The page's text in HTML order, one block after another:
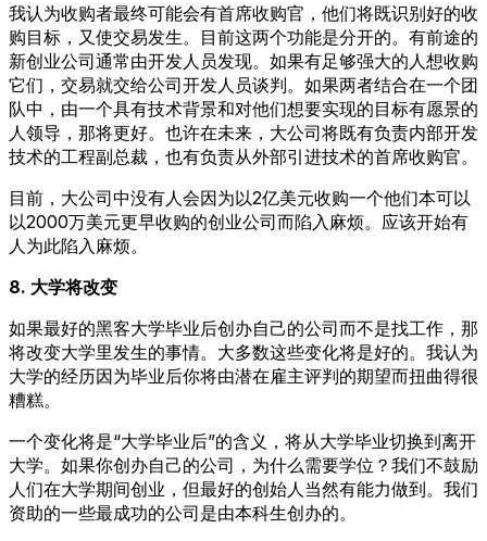
我认为收购者最终可能会有首席收购官，他们将既识别好的收
购目标，又使交易发生。目前这两个功能是分开的。有前途的
新创业公司通常由开发人员发现。如果有足够强大的人想收购
它们，交易就交给公司开发人员谈判。如果两者结合在一个团
队中，由一个具有技术背景和对他们想要实现的目标有愿景的
人领导，那将更好。也许在未来，大公司将既有负责内部开发
技术的工程副总裁，也有负责从外部引进技术的首席收购官。
目前，大公司中没有人会因为以2亿美元收购一个他们本可以
以2000万美元更早收购的创业公司而陷入麻烦。应该开始有
人为此陷入麻烦。
8. 大学将改变
如果最好的黑客大学毕业后创办自己的公司而不是找工作，那
将改变大学里发生的事情。大多数这些变化将是好的。我认为
大学的经历因为毕业后你将由潜在雇主评判的期望而扭曲得很
糟糕。
一个变化将是“大学毕业后”的含义，将从大学毕业切换到离开
大学。如果你创办自己的公司，为什么需要学位？我们不鼓励
人们在大学期间创业，但最好的创始人当然有能力做到。我们
资助的一些最成功的公司是由本科生创办的。